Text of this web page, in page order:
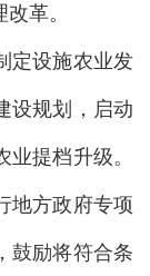
革。
定设施农业发
设规划，启动
提档升级。
地方政府专项
鼓励将符合条